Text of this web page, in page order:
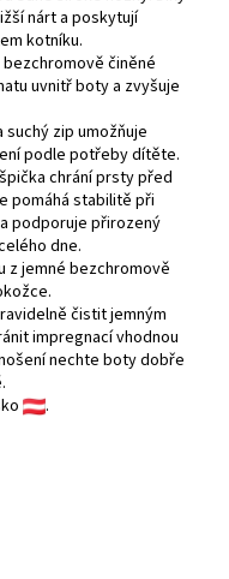
nárt a poskytují
kotníku.
činěné
uvnitř boty a zvyšuje
zip umožňuje
podle potřeby dítěte.
chrání prsty před
pomáhá stabilitě při
podporuje přirozený
dne.
z jemné bezchromově
čistit jemným
impregnací vhodnou
nechte boty dobře
.